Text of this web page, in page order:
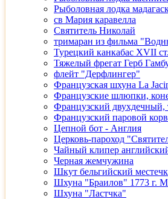
Рыболовная лодка
св Мария каравелла
Святитель Николай
тримаран из фильма
Турецкий канкабас XVII ст.
Тяжелый фрегат Герб
флейт "Дерфлингер"
Французская шхуна La
Французские шлюпки,
Французский двухдечный,
Французский паровой
Цепной бот - Англия
Церковь-пароход
Чайный клипер
Черная жемчужина
Шкут бельгийский
Шхуна "Браилов" 1773 г.
Шхуна "Ластчка"